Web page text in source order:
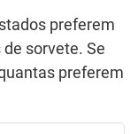
preferem
sorvete. Se
preferem